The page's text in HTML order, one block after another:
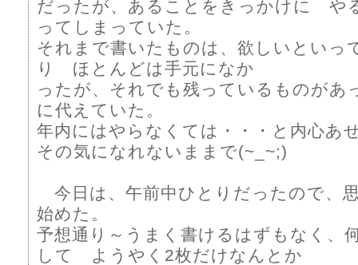
だったが、あることをきっかけに や
ってしまっていた。
それまで書いたものは、欲しいといっ
り ほとんどは手元になか
ったが、それでも残っているものがあ
に代えていた。
年内にはやらなくては・・・と内心あ
その気になれないままで(~_~;)
今日は、午前中ひとりだったので、
始めた。
予想通り～うまく書けるはずもなく、
して ようやく2枚だけなんとか